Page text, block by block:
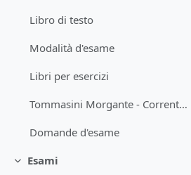
Libro di testo
Modalità d'esame
Libri per esercizi
Tommasini Morgante - Correnti, radiazioni, quanti
Domande d'esame
Collapse
Esami